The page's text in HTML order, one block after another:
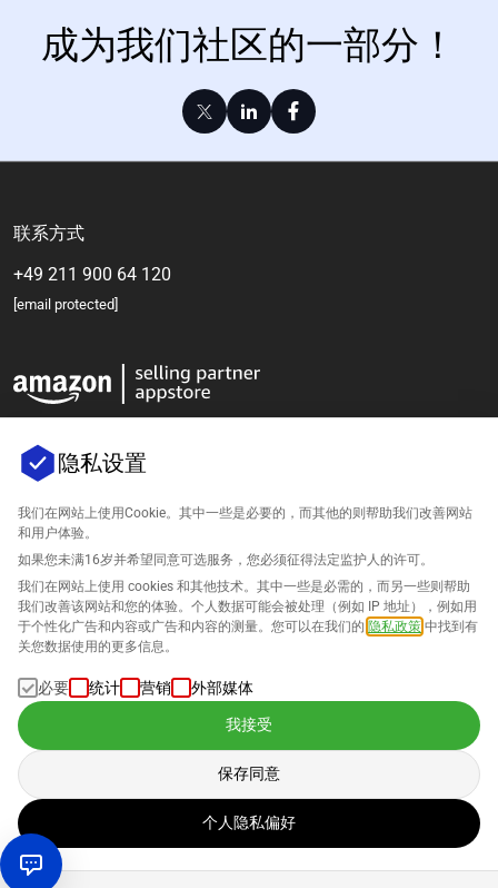
成为我们社区的一部分！
联系方式
+49 211 900 64 120
[email protected]
公司
支持
针对Amazon的解决方案
中文
数据的处理遵循我们的
版权 © 2026 SELLERLOGIC。保留所有权利。
隐私设置
我们在网站上使用Cookie。其中一些是必要的，而其他的则帮助我们改善网站
和用户体验。
如果您未满16岁并希望同意可选服务，您必须征得法定监护人的许可。
我们在网站上使用 cookies 和其他技术。其中一些是必需的，而另一些则帮助
我们改善该网站和您的体验。个人数据可能会被处理（例如 IP 地址），例如用
于个性化广告和内容或广告和内容的测量。您可以在我们的 隐私政策 中找到有
关您数据使用的更多信息。
必要 统计 营销 外部媒体
我接受
保存同意
个人隐私偏好